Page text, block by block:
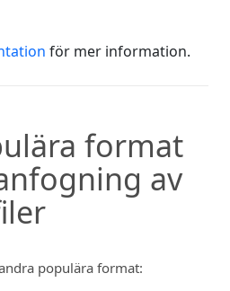
för mer information.
format
av
populära format: